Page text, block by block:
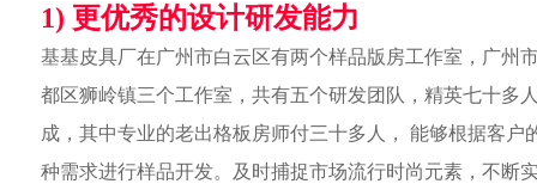
1) 更优秀的设计研发能力
基基皮具厂在广州市白云区有两个样品版房工作室，广州
都区狮岭镇三个工作室，共有五个研发团队，精英七十多
成，其中专业的老出格板房师付三十多人， 能够根据客户
种需求进行样品开发。及时捕捉市场流行时尚元素，不断